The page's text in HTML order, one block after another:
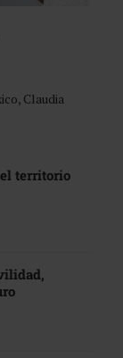
Claudia
territorio